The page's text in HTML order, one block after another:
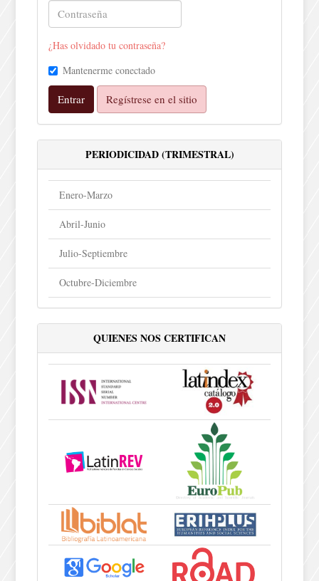
¿Has olvidado tu contraseña?
Mantenerme conectado
Entrar Regístrese en el sitio
PERIODICIDAD (TRIMESTRAL)
Enero-Marzo
Abril-Junio
Julio-Septiembre
Octubre-Diciembre
QUIENES NOS CERTIFICAN